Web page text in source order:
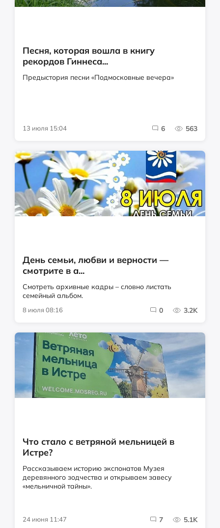
Песня, которая вошла в книгу
рекордов Гиннеса...
Предыстория песни «Подмосковные вечера»
13 июля 15:04 6 563
День семьи, любви и верности —
смотрите в а...
Смотреть архивные кадры – словно листать
семейный альбом.
8 июля 08:16 0 3.2K
Что стало с ветряной мельницей в
Истре?
Рассказываем историю экспонатов Музея
деревянного зодчества и открываем завесу
«мельничной тайны».
24 июня 11:47 7 5.1K